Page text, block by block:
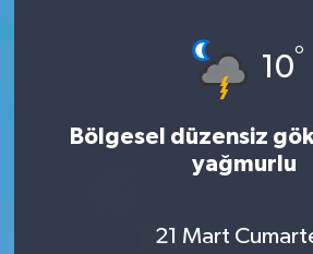
10°
Bölgesel düzensiz
yağmurlu
21 Mart